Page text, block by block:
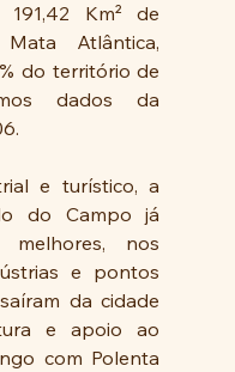
Km² de
Atlântica,
do território de
dados da
e turístico, a
do Campo já
melhores, nos
e pontos
da cidade
e apoio ao
com Polenta